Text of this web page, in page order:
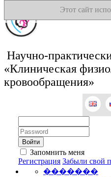
Этот сайт
Научно-
«Клиническая
кровообращения»
Пароль:
Запомнить меня
Регистрация Забыли свой
�������